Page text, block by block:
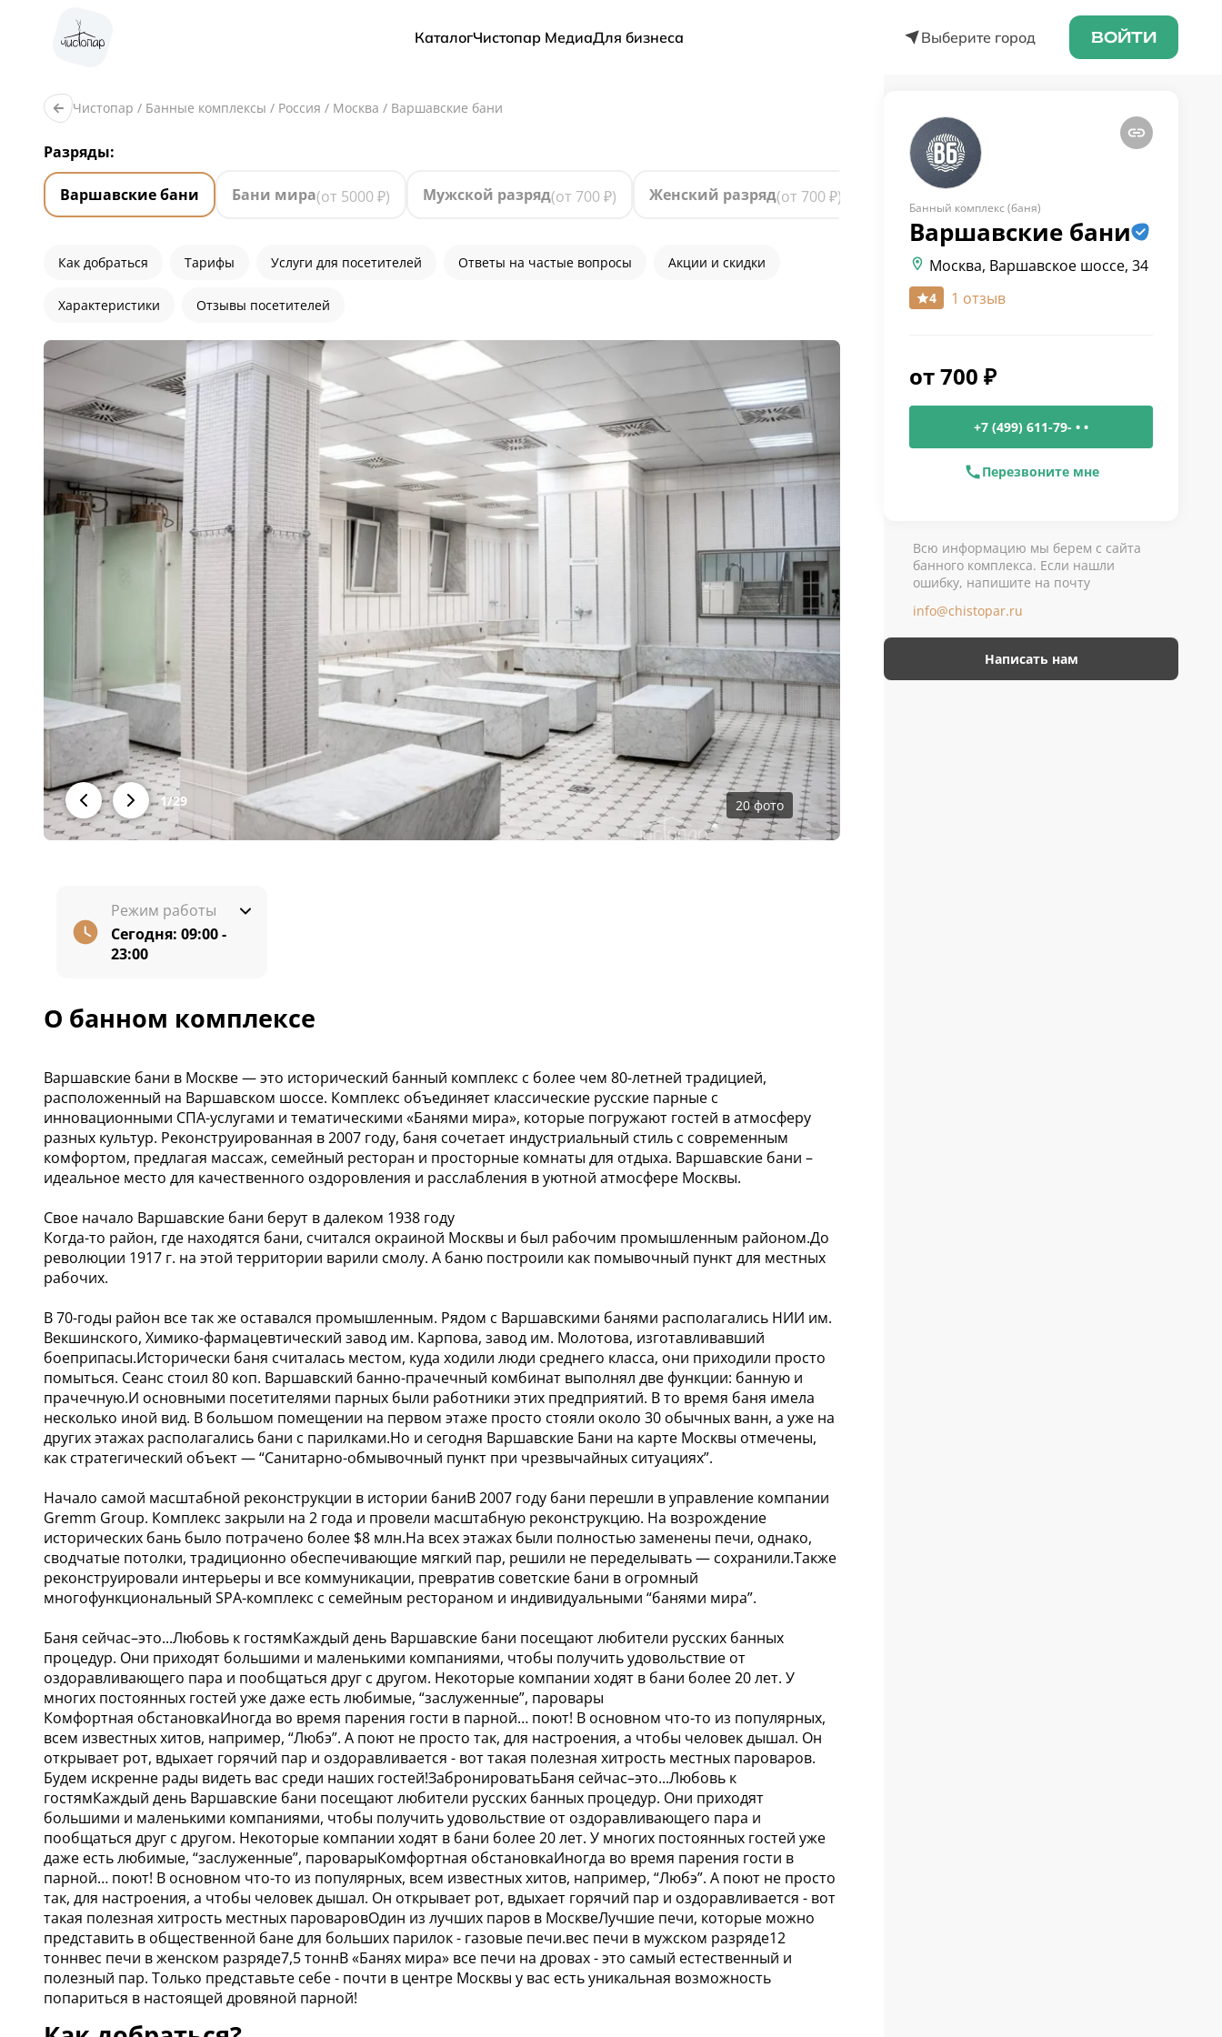
КаталогЧистопар МедиаДля бизнеса Выберите город ВОЙТИ
Чистопар / Банные комплексы / Россия / Москва / Варшавские бани
Разряды:
Варшавские бани Бани мира(от 5000 ₽) Мужской разряд(от 700 ₽) Женский разряд(от 700 ₽)
Как добраться Тарифы Услуги для посетителей Ответы на частые вопросы Акции и скидки
Характеристики Отзывы посетителей
1/29 20фото
Режим работы
Сегодня: 09:00 -
23:00
О банном комплексе
Варшавские бани в Москве — это исторический банный комплекс с более чем 80-летней традицией,
расположенный на Варшавском шоссе. Комплекс объединяет классические русские парные с
инновационными СПА-услугами и тематическими «Банями мира», которые погружают гостей в атмосферу
разных культур. Реконструированная в 2007 году, баня сочетает индустриальный стиль с современным
комфортом, предлагая массаж, семейный ресторан и просторные комнаты для отдыха. Варшавские бани –
идеальное место для качественного оздоровления и расслабления в уютной атмосфере Москвы.
Свое начало Варшавские бани берут в далеком 1938 году
Когда-то район, где находятся бани, считался окраиной Москвы и был рабочим промышленным районом.До
революции 1917 г. на этой территории варили смолу. А баню построили как помывочный пункт для местных
рабочих.
В 70-годы район все так же оставался промышленным. Рядом с Варшавскими банями располагались НИИ им.
Векшинского, Химико-фармацевтический завод им. Карпова, завод им. Молотова, изготавливавший
боеприпасы.Исторически баня считалась местом, куда ходили люди среднего класса, они приходили просто
помыться. Сеанс стоил 80 коп. Варшавский банно-прачечный комбинат выполнял две функции: банную и
прачечную.И основными посетителями парных были работники этих предприятий. В то время баня имела
несколько иной вид. В большом помещении на первом этаже просто стояли около 30 обычных ванн, а уже на
других этажах располагались бани с парилками.Но и сегодня Варшавские Бани на карте Москвы отмечены,
как стратегический объект — “Санитарно-обмывочный пункт при чрезвычайных ситуациях”.
Начало самой масштабной реконструкции в истории баниВ 2007 году бани перешли в управление компании
Gremm Group. Комплекс закрыли на 2 года и провели масштабную реконструкцию. На возрождение
исторических бань было потрачено более $8 млн.На всех этажах были полностью заменены печи, однако,
сводчатые потолки, традиционно обеспечивающие мягкий пар, решили не переделывать — сохранили.Также
реконструировали интерьеры и все коммуникации, превратив советские бани в огромный
многофункциональный SPA-комплекс с семейным рестораном и индивидуальными “банями мира”.
Баня сейчас–это...Любовь к гостямКаждый день Варшавские бани посещают любители русских банных
процедур. Они приходят большими и маленькими компаниями, чтобы получить удовольствие от
оздоравливающего пара и пообщаться друг с другом. Некоторые компании ходят в бани более 20 лет. У
многих постоянных гостей уже даже есть любимые, “заслуженные”, паровары
Комфортная обстановкаИногда во время парения гости в парной… поют! В основном что-то из популярных,
всем известных хитов, например, “Любэ”. А поют не просто так, для настроения, а чтобы человек дышал. Он
открывает рот, вдыхает горячий пар и оздоравливается - вот такая полезная хитрость местных пароваров.
Будем искренне рады видеть вас среди наших гостей!ЗабронироватьБаня сейчас–это...Любовь к
гостямКаждый день Варшавские бани посещают любители русских банных процедур. Они приходят
большими и маленькими компаниями, чтобы получить удовольствие от оздоравливающего пара и
пообщаться друг с другом. Некоторые компании ходят в бани более 20 лет. У многих постоянных гостей уже
даже есть любимые, “заслуженные”, пароварыКомфортная обстановкаИногда во время парения гости в
парной… поют! В основном что-то из популярных, всем известных хитов, например, “Любэ”. А поют не просто
так, для настроения, а чтобы человек дышал. Он открывает рот, вдыхает горячий пар и оздоравливается - вот
такая полезная хитрость местных пароваровОдин из лучших паров в МосквеЛучшие печи, которые можно
представить в общественной бане для больших парилок - газовые печи.вес печи в мужском разряде12
тоннвес печи в женском разряде7,5 тоннВ «Банях мира» все печи на дровах - это самый естественный и
полезный пар. Только представьте себе - почти в центре Москвы у вас есть уникальная возможность
попариться в настоящей дровяной парной!
Банный комплекс (баня)
Варшавские бани
Москва, Варшавское шоссе, 34
4 1 отзыв
от700 ₽
+7 (499) 611-79- • •
Перезвоните мне
Всю информацию мы берем с сайта
банного комплекса. Если нашли
ошибку, напишите на почту
info@chistopar.ru
Написать нам